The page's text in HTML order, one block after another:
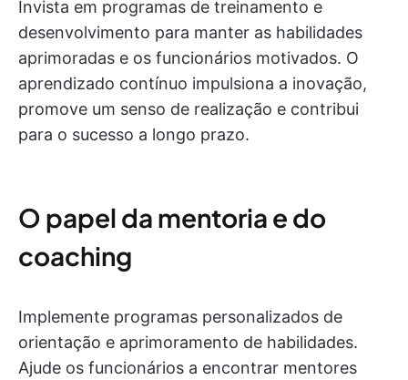
Invista em programas de treinamento e
desenvolvimento para manter as habilidades
aprimoradas e os funcionários motivados. O
aprendizado contínuo impulsiona a inovação,
promove um senso de realização e contribui
para o sucesso a longo prazo.
O papel da mentoria e do
coaching
Implemente programas personalizados de
orientação e aprimoramento de habilidades.
Ajude os funcionários a encontrar mentores